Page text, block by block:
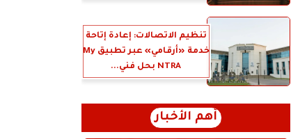
تنظيم الاتصالات: إعادة إتاحة
خدمة «أرقامي» عبر تطبيق My
NTRA بحل فني...
أهم الأخبار